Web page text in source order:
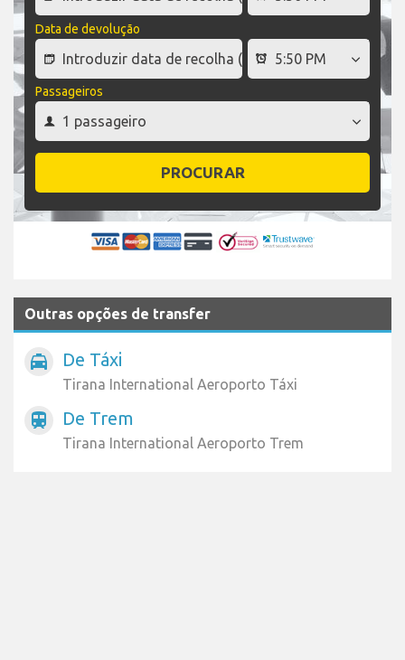
Data de devolução
Passageiros
PROCURAR
Outras opções de transfer
local_taxi De Táxi
Tirana International Aeroporto Táxi
train De Trem
Tirana International Aeroporto Trem